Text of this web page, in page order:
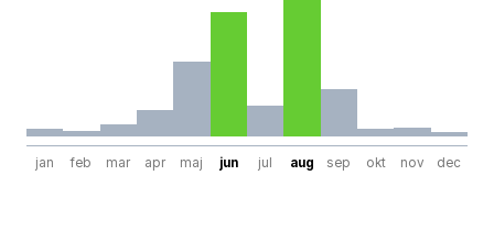
jan feb mar apr maj jun jul aug sep okt nov dec